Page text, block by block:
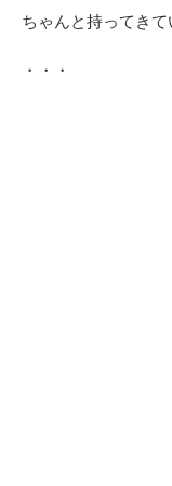
ちゃんと持ってきて
・・・